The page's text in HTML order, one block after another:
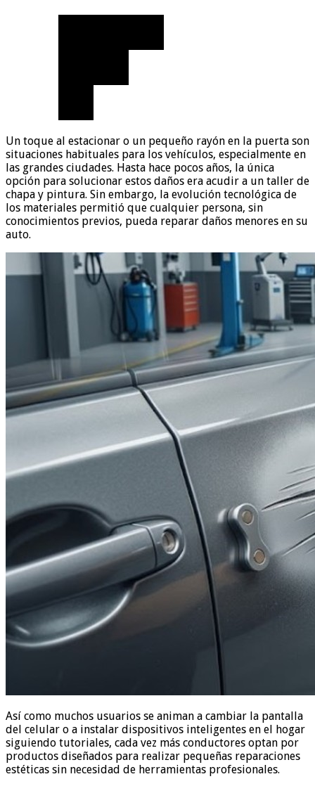
Un toque al estacionar o un pequeño rayón en la puerta son
situaciones habituales para los vehículos, especialmente en
las grandes ciudades. Hasta hace pocos años, la única
opción para solucionar estos daños era acudir a un taller de
chapa y pintura. Sin embargo, la evolución tecnológica de
los materiales permitió que cualquier persona, sin
conocimientos previos, pueda reparar daños menores en su
auto.
Así como muchos usuarios se animan a cambiar la pantalla
del celular o a instalar dispositivos inteligentes en el hogar
siguiendo tutoriales, cada vez más conductores optan por
productos diseñados para realizar pequeñas reparaciones
estéticas sin necesidad de herramientas profesionales.